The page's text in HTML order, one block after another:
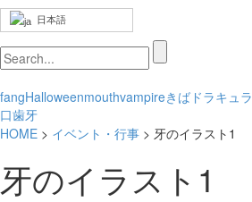
日本語
fangHalloweenmouthvampireきば ドラキュラ
口歯牙
HOME > イベント・行事 > 牙のイラスト1
牙のイラスト1